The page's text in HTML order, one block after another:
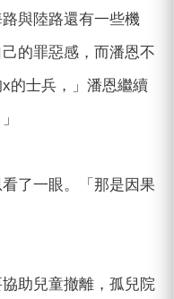
與陸路還有一些機
的罪惡感，而潘恩不
的士兵，」潘恩繼續
了一眼。「那是因果
助兒童撤離，孤兒院